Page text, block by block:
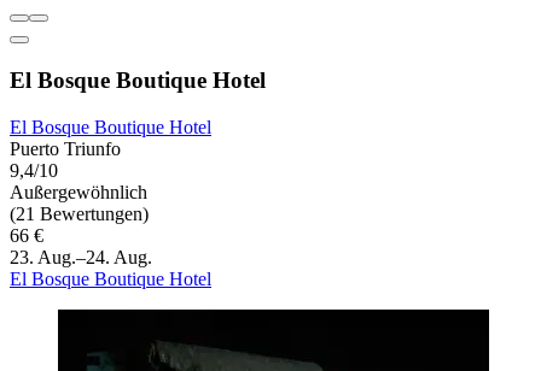
El Bosque Boutique Hotel
El Bosque Boutique Hotel
Puerto Triunfo
9,4/10
Außergewöhnlich
(21 Bewertungen)
66 €
23. Aug.–24. Aug.
El Bosque Boutique Hotel